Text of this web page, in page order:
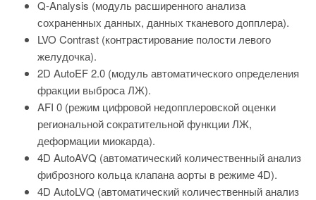
Q-Analysis (модуль расширенного анализа
сохраненных данных, данных тканевого допплера).
LVO Contrast (контрастирование полости левого
желудочка).
2D AutoEF 2.0 (модуль автоматического определения
фракции выброса ЛЖ).
AFI 0 (режим цифровой недопплеровской оценки
региональной сократительной функции ЛЖ,
деформации миокарда).
4D AutoAVQ (автоматический количественный анализ
фиброзного кольца клапана аорты в режиме 4D).
4D AutoLVQ (автоматический количественный анализ